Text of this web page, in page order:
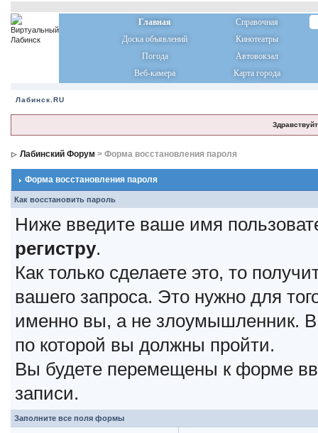
Главная
Справочная
Доска объявлений
Кинотеатры
Погода
Автовокзал
Веб-камера
Карта города
Лабинск.RU
Лабинский Форум > Форма восстановления пароля
Форма восстановления пароля
Как восстановить пароль
Ниже введите ваше имя
регистру.
Как только сделаете это, то
вашего запроса. Это нужно для
именно вы, а не злоумышленник. В
по которой вы должны пройти.
Вы будете перемещены к форме
записи.
Заполните все поля формы